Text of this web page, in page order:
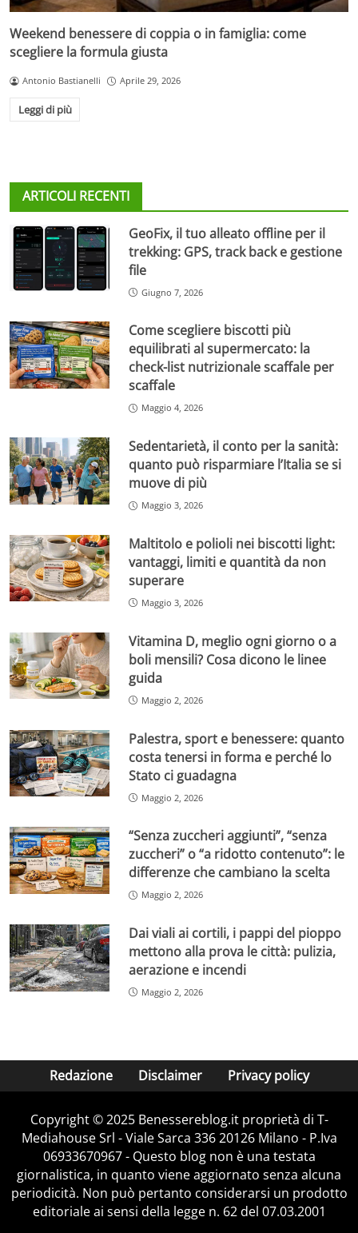
Weekend benessere di coppia o in famiglia: come
scegliere la formula giusta
Antonio Bastianelli Aprile 29, 2026
Leggi di più
ARTICOLI RECENTI
GeoFix, il tuo alleato offline per il
trekking: GPS, track back e gestione
file
Giugno 7, 2026
Come scegliere biscotti più
equilibrati al supermercato: la
check-list nutrizionale scaffale per
scaffale
Maggio 4, 2026
Sedentarietà, il conto per la sanità:
quanto può risparmiare l’Italia se si
muove di più
Maggio 3, 2026
Maltitolo e polioli nei biscotti light:
vantaggi, limiti e quantità da non
superare
Maggio 3, 2026
Vitamina D, meglio ogni giorno o a
boli mensili? Cosa dicono le linee
guida
Maggio 2, 2026
Palestra, sport e benessere: quanto
costa tenersi in forma e perché lo
Stato ci guadagna
Maggio 2, 2026
“Senza zuccheri aggiunti”, “senza
zuccheri” o “a ridotto contenuto”: le
differenze che cambiano la scelta
Maggio 2, 2026
Dai viali ai cortili, i pappi del pioppo
mettono alla prova le città: pulizia,
aerazione e incendi
Maggio 2, 2026
Redazione Disclaimer Privacy policy
Copyright © 2025 Benessereblog.it proprietà di T-
Mediahouse Srl - Viale Sarca 336 20126 Milano - P.Iva
06933670967 - Questo blog non è una testata
giornalistica, in quanto viene aggiornato senza alcuna
periodicità. Non può pertanto considerarsi un prodotto
editoriale ai sensi della legge n. 62 del 07.03.2001